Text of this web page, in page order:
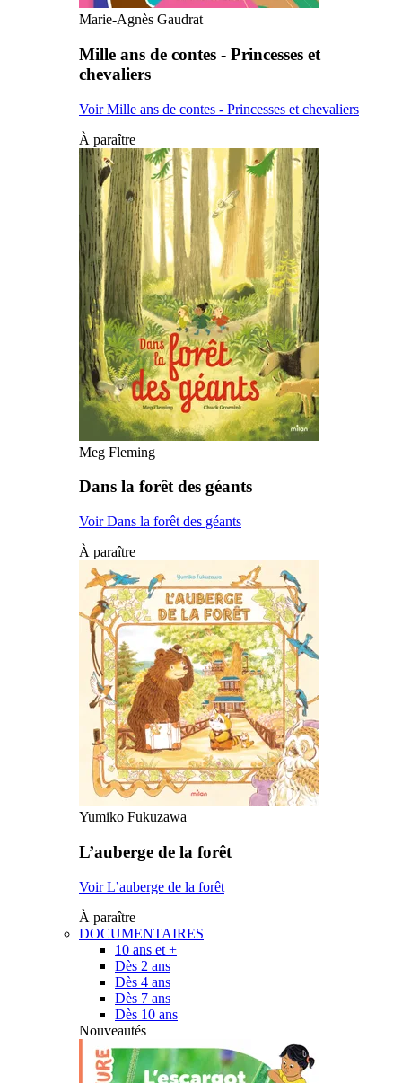
Marie-Agnès Gaudrat
Mille ans de contes - Princesses et
chevaliers
Voir Mille ans de contes - Princesses et chevaliers
À paraître
Meg Fleming
Dans la forêt des géants
Voir Dans la forêt des géants
À paraître
Yumiko Fukuzawa
L’auberge de la forêt
Voir L’auberge de la forêt
À paraître
DOCUMENTAIRES
10 ans et +
Dès 2 ans
Dès 4 ans
Dès 7 ans
Dès 10 ans
Nouveautés